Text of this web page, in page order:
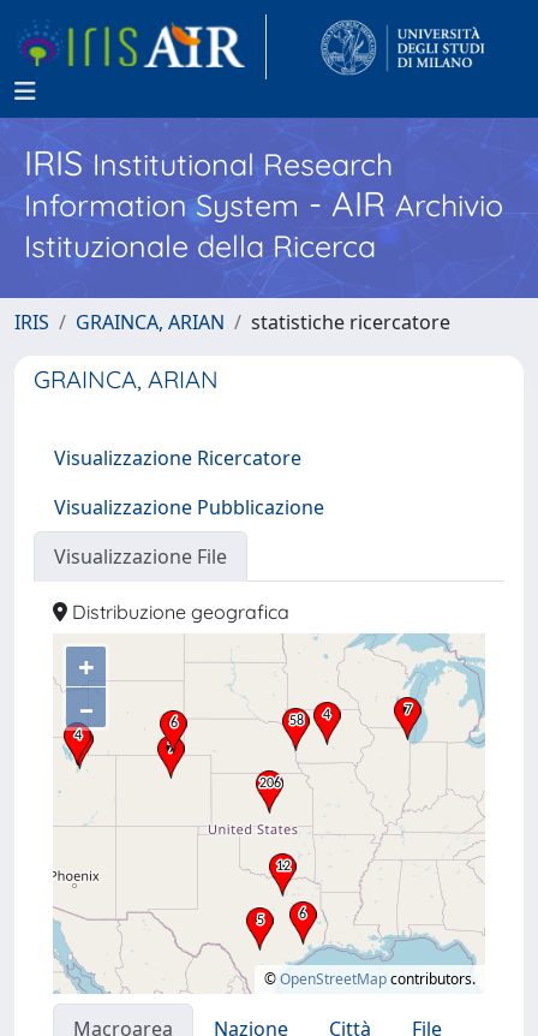
IRISInstitutional Research
Information System - AIR Archivio
Istituzionale della Ricerca
IRIS GRAINCA, ARIAN statistiche ricercatore
GRAINCA, ARIAN
Visualizzazione Ricercatore
Visualizzazione Pubblicazione
Visualizzazione File
Distribuzione geografica
+
–
©OpenStreetMapcontributors.
Macroarea Nazione Città
File